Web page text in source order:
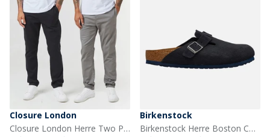
Closure London
Closure London Herre Two Pack Classic Chino bukser Flerfarvet
Birkenstock
Birkenstock Herre Boston Corduroy Klipklapper Midnight